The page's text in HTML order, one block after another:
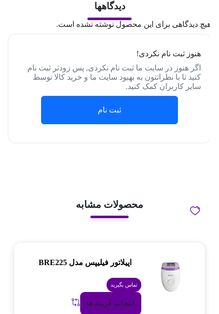
دیدگاهها
دیدگاهی برای این محصول نوشته نشده است.
هنوز ثبت نام نکردی!
اگر هنوز در سایت ما ثبت نام نکردی, پس زودتر ثبت نام
کنید تا با نظراتتون به بهبود سایت ما و خرید کالا توسط
سایر کاربران کمک کنید.
ثبت نام
محصولات مشابه
اپیلاتور فیلیپس مدل BRE225
تماس بگیرید
انتخاب گزینه ها